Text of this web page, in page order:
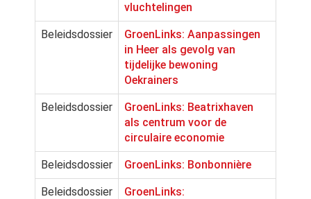
vluchtelingen
Beleidsdossier
GroenLinks: Aanpassingen
in Heer als gevolg van
tijdelijke bewoning
Oekrainers
Beleidsdossier
GroenLinks: Beatrixhaven
als centrum voor de
circulaire economie
Beleidsdossier GroenLinks: Bonbonnière
Beleidsdossier
GroenLinks: